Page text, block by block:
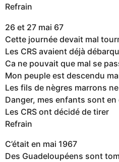
Refrain
26 et 27 mai 67
Cette journée devait mal
Les CRS avaient déjà
Ca ne pouvait que mal se
Mon peuple est descendu
Les fils de nègres marrons
Danger, mes enfants sont en
Les CRS ont décidé de tirer
Refrain
C’était en mai 1967
Des Guadeloupéens sont